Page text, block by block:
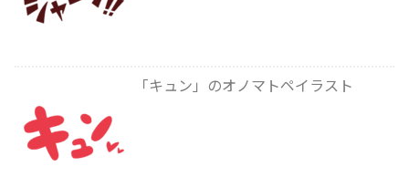
「キュン」のオノマトペイラスト